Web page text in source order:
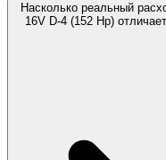
Насколько реальный
16V D-4 (152 Hp)